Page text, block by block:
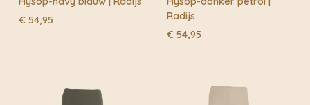
€ 54,95
Radijs
€ 54,95